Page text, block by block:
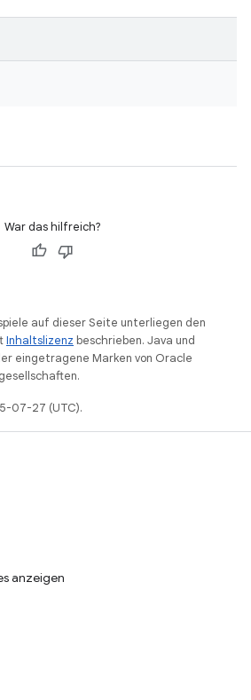
War das hilfreich?
auf dieser Seite unterliegen den
Inhaltslizenz beschrieben. Java und
eingetragene Marken von Oracle
07-27 (UTC).
anzeigen